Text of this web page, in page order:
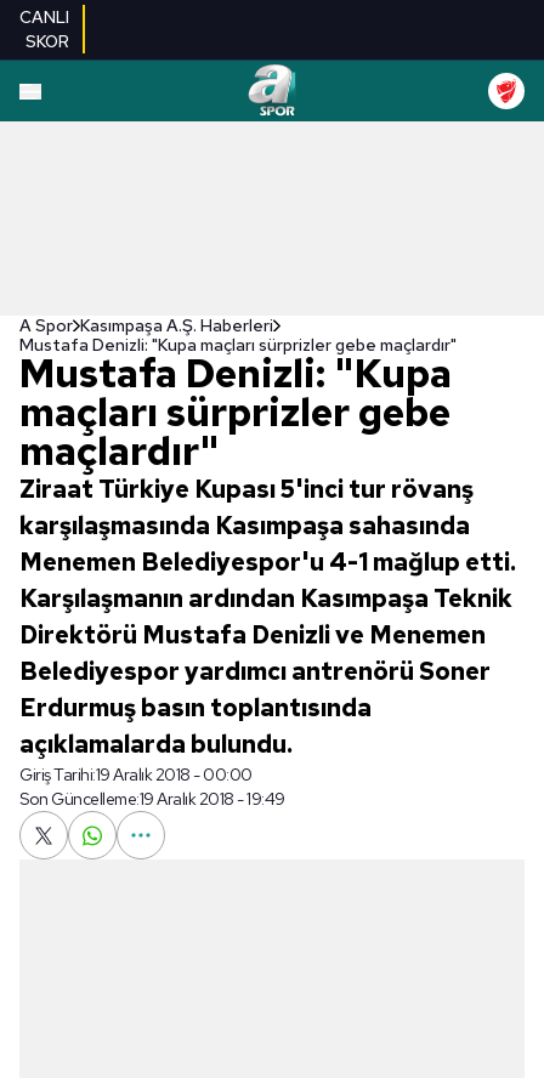
CANLI
SKOR
A Spor Kasımpaşa A.Ş. Haberleri
Mustafa Denizli: "Kupa maçları sürprizler gebe maçlardır"
Mustafa Denizli: "Kupa
maçları sürprizler gebe
maçlardır"
Ziraat Türkiye Kupası 5'inci tur rövanş
karşılaşmasında Kasımpaşa sahasında
Menemen Belediyespor'u 4-1 mağlup etti.
Karşılaşmanın ardından Kasımpaşa Teknik
Direktörü Mustafa Denizli ve Menemen
Belediyespor yardımcı antrenörü Soner
Erdurmuş basın toplantısında
açıklamalarda bulundu.
Giriş Tarihi:19 Aralık 2018 - 00:00
Son Güncelleme:19 Aralık 2018 - 19:49